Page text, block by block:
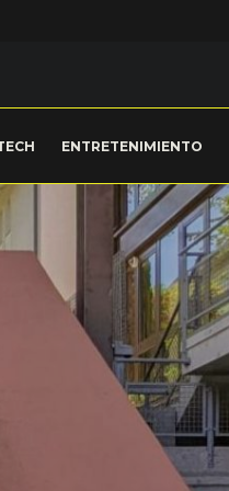
ENTRETENIMIENTO